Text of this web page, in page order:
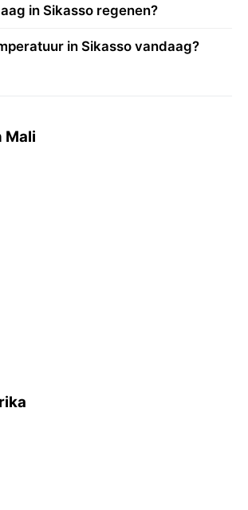
in Sikasso regenen?
in Sikasso vandaag?
Mali